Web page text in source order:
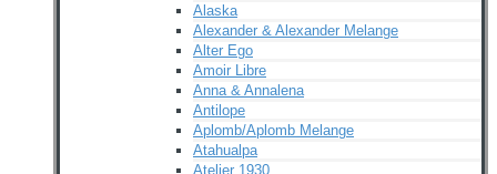
Alaska
Alexander & Alexander Melange
Alter Ego
Amoir Libre
Anna & Annalena
Antilope
Aplomb/Aplomb Melange
Atahualpa
Atelier 1930